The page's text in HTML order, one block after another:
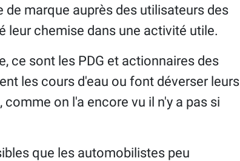
marque auprès des utilisateurs des
leur chemise dans une activité utile.
ce sont les PDG et actionnaires des
les cours d'eau ou font déverser leurs
on l'a encore vu il n'y a pas si
que les automobilistes peu